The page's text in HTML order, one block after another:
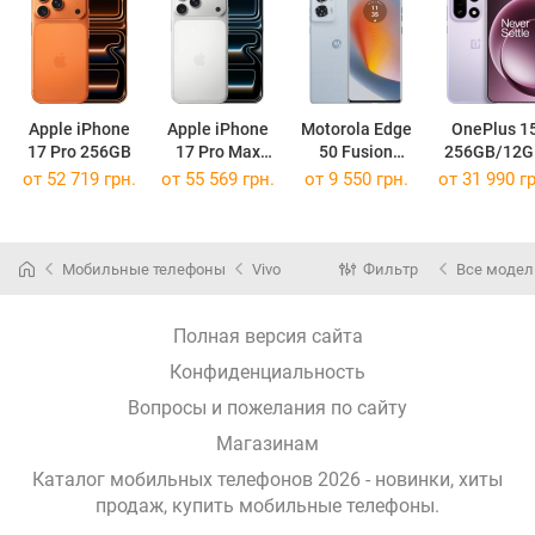
Apple iPhone
17 Pro 256GB
Apple iPhone
17 Pro Max
256GB
Motorola Edge
50 Fusion
256GB/8GB
OnePlus
256GB/
от 52 719 грн. от 55 569 грн. от 9 550 грн. от 31 990
Мобильные телефоны Vivo Фильтр Все
Полная версия сайта
Конфиденциальность
Вопросы и пожелания по сайту
Магазинам
Каталог мобильных телефонов 2026 - новинки, хиты
продаж, купить мобильные телефоны.